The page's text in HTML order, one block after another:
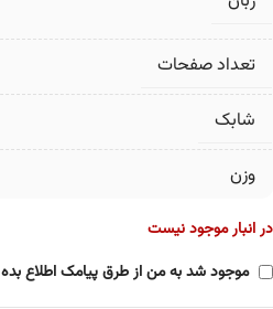
تعداد صفحات
شابک
وزن
در انبار موجود نیست
موجود شد به من از طرق پیامک اطلاع بده